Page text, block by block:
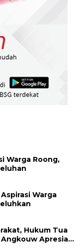
Warga Roong,
Warga
Hukum Tua
Apresiasi